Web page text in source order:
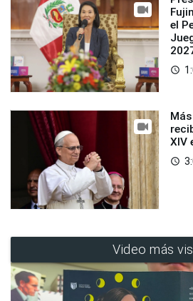
el
access_time
XIV
access_time
Video más